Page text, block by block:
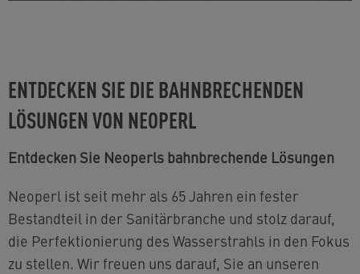
ENTDECKEN SIE DIE BAHNBRECHENDEN
LÖSUNGEN VON NEOPERL
Entdecken Sie Neoperls bahnbrechende Lösungen
Neoperl ist seit mehr als 65 Jahren ein fester
Bestandteil in der Sanitärbranche und stolz darauf,
die Perfektionierung des Wasserstrahls in den Fokus
zu stellen. Wir freuen uns darauf, Sie an unseren